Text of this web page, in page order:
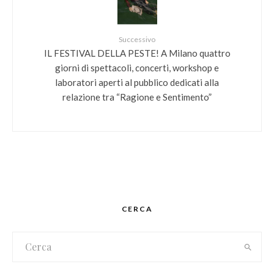
Successivo
IL FESTIVAL DELLA PESTE! A Milano quattro
giorni di spettacoli, concerti, workshop e
laboratori aperti al pubblico dedicati alla
relazione tra “Ragione e Sentimento”
CERCA